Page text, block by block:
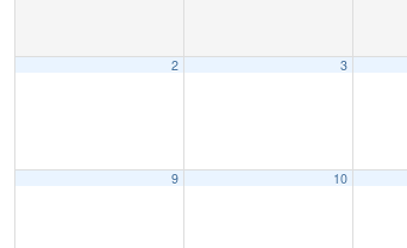
2 3
9 10